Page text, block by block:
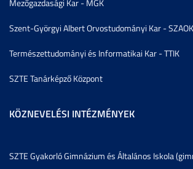
Mezőgazdasági Kar - MGK
Szent-Györgyi Albert Orvostudományi Kar - SZAOK
Természettudományi és Informatikai Kar - TTIK
SZTE Tanárképző Központ
KÖZNEVELÉSI INTÉZMÉNYEK
SZTE Gyakorló Gimnázium és Általános Iskola